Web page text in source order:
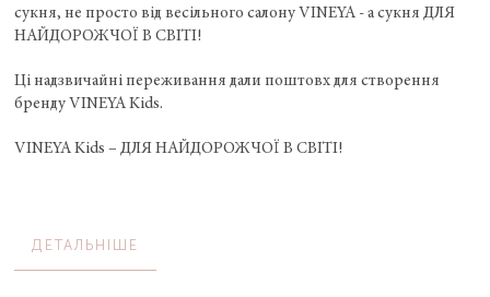
сукня, не просто від весільного салону VINEYA - а сукня ДЛЯ
НАЙДОРОЖЧОЇ В СВІТІ!
Ці надзвичайні переживання дали поштовх для створення
бренду VINEYA Kids.
VINEYA Kids – ДЛЯ НАЙДОРОЖЧОЇ В СВІТІ!
ДЕТАЛЬНІШЕ